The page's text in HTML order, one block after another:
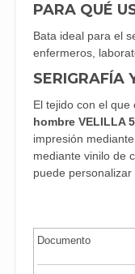
PARA QUÉ
Bata ideal para el
enfermeros,
SERIGRAFÍA
El tejido con el que
hombre VELILLA
impresión
mediante vinilo de
puede personalizar
Documento